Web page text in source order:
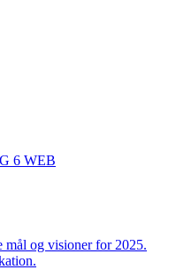
mål og visioner for 2025.